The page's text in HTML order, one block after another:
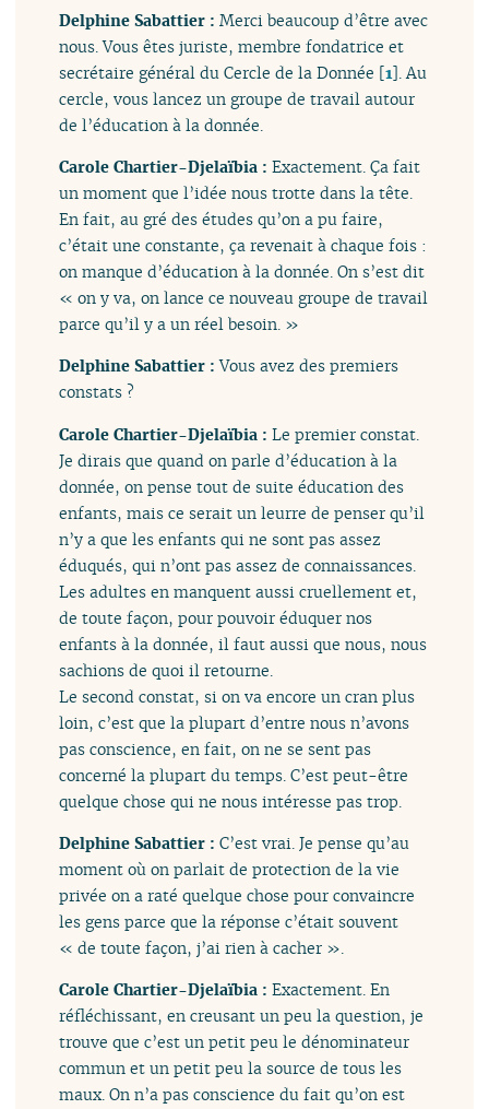
Delphine Sabattier :Merci beaucoup d’être avec
nous. Vous êtes juriste, membre fondatrice et
secrétaire général du Cercle de la Donnée [1] . Au
cercle, vous lancez un groupe de travail autour
de l’éducation à la donnée.
Carole Chartier-Djelaïbia :Exactement. Ça fait
un moment que l’idée nous trotte dans la tête.
En fait, au gré des études qu’on a pu faire,
c’était une constante, ça revenait à chaque fois :
on manque d’éducation à la donnée. On s’est dit
« on y va, on lance ce nouveau groupe de travail
parce qu’il y a un réel besoin. »
Delphine Sabattier :Vous avez des premiers
constats ?
Carole Chartier-Djelaïbia :Le premier constat.
Je dirais que quand on parle d’éducation à la
donnée, on pense tout de suite éducation des
enfants, mais ce serait un leurre de penser qu’il
n’y a que les enfants qui ne sont pas assez
éduqués, qui n’ont pas assez de connaissances.
Les adultes en manquent aussi cruellement et,
de toute façon, pour pouvoir éduquer nos
enfants à la donnée, il faut aussi que nous, nous
sachions de quoi il retourne.
Le second constat, si on va encore un cran plus
loin, c’est que la plupart d’entre nous n’avons
pas conscience, en fait, on ne se sent pas
concerné la plupart du temps. C’est peut-être
quelque chose qui ne nous intéresse pas trop.
Delphine Sabattier :C’est vrai. Je pense qu’au
moment où on parlait de protection de la vie
privée on a raté quelque chose pour convaincre
les gens parce que la réponse c’était souvent
« de toute façon, j’ai rien à cacher ».
Carole Chartier-Djelaïbia :Exactement. En
réfléchissant, en creusant un peu la question, je
trouve que c’est un petit peu le dénominateur
commun et un petit peu la source de tous les
maux. On n’a pas conscience du fait qu’on est